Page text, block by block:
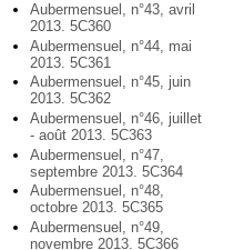
Aubermensuel, n°43, avril
2013. 5C360
Aubermensuel, n°44, mai
2013. 5C361
Aubermensuel, n°45, juin
2013. 5C362
Aubermensuel, n°46, juillet
- août 2013. 5C363
Aubermensuel, n°47,
septembre 2013. 5C364
Aubermensuel, n°48,
octobre 2013. 5C365
Aubermensuel, n°49,
novembre 2013. 5C366